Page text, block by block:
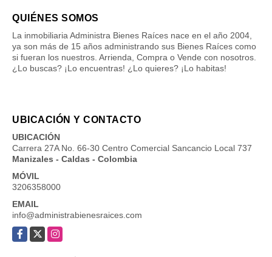
QUIÉNES SOMOS
La inmobiliaria Administra Bienes Raíces nace en el año 2004,
ya son más de 15 años administrando sus Bienes Raíces como
si fueran los nuestros. Arrienda, Compra o Vende con nosotros.
¿Lo buscas? ¡Lo encuentras! ¿Lo quieres? ¡Lo habitas!
UBICACIÓN Y CONTACTO
UBICACIÓN
Carrera 27A No. 66-30 Centro Comercial Sancancio Local 737
Manizales - Caldas - Colombia
MÓVIL
3206358000
EMAIL
info@administrabienesraices.com
Facebook
X Instagram